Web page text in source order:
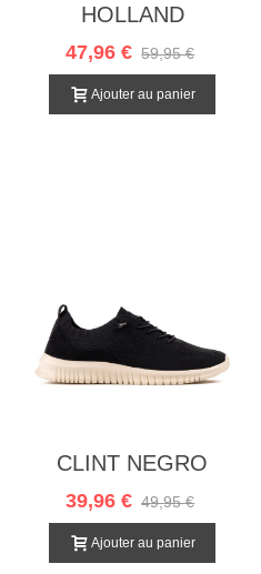
HOLLAND
MOSTAZA
47,96 € 59,95 €
Ajouter au panier
CLINT NEGRO
39,96 € 49,95 €
Ajouter au panier